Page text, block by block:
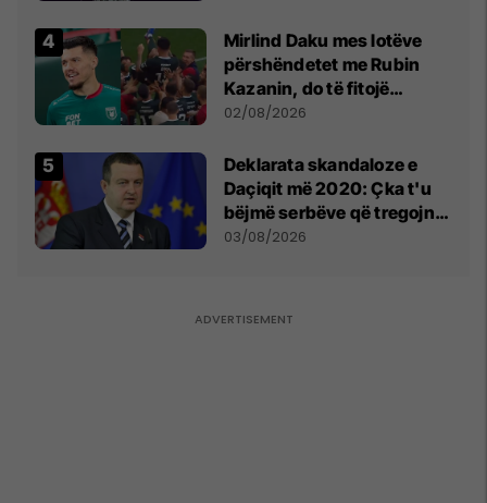
Mirlind Daku mes lotëve
përshëndetet me Rubin
Kazanin, do të fitojë
miliona te Spartak Moska
02/08/2026
​Deklarata skandaloze e
Daçiqit më 2020: Çka t'u
bëjmë serbëve që tregojnë
ku janë varrosur shqiptarët
03/08/2026